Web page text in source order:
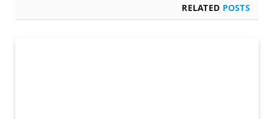
RELATED POSTS